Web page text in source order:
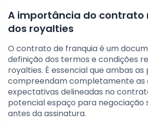
A importância do contrato
dos royalties
O contrato de franquia é um
definição dos termos e condições
royalties. É essencial que ambas as
compreendam completamente as
expectativas delineadas no
potencial espaço para negociação
antes da assinatura.